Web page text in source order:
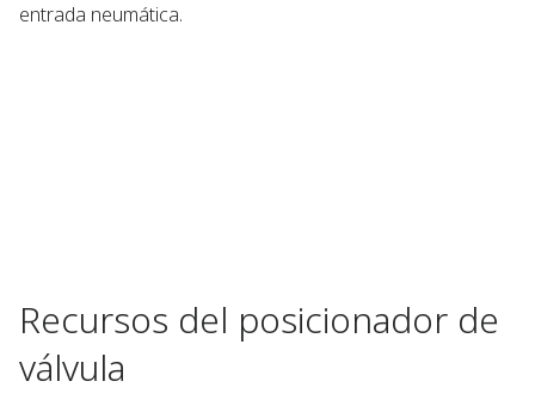
entrada neumática.
Recursos del posicionador de
válvula